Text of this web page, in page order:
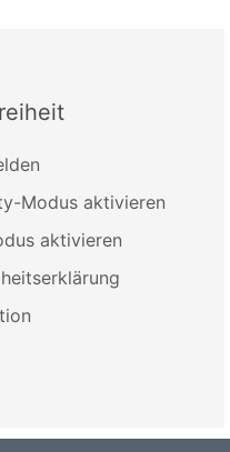
Modus aktivieren
aktivieren